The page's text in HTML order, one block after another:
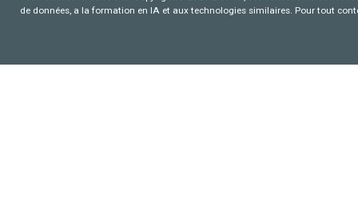
de données, a la formation en IA et aux technologies similaires. Pour tout